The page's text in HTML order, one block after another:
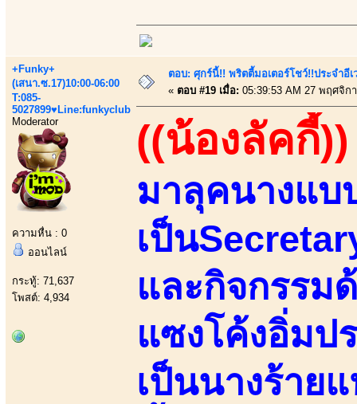
+Funky+
(เสนา.ซ.17)10:00-06:00
T:085-
5027899♥Line:funkyclub
Moderator
ความหื่น : 0
ออนไลน์
กระทู้: 71,637
โพสต์: 4,934
ตอบ: ศุกร์นี้!! พริตตี้มอเตอร์โชว์!!ประจำอี
« ตอบ #19 เมื่อ: 05:39:53 AM 27 พฤศจิก
((น้องลัคกี้))
มาลุคนางแบ
เป็น
และกิจกรรม
แซงโค้งอิ่มป
เป็นนางร้าย